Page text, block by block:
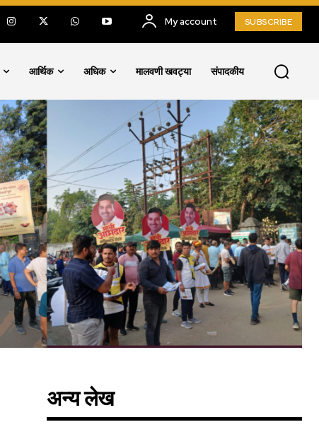
My account SUBSCRIBE
आर्थिक अधिक मालवणी खवट्या संपादकीय
अन्य लेख